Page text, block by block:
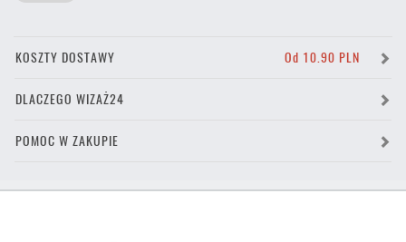
KOSZTY DOSTAWY Od 10.90 PLN
DLACZEGO WIZAŻ24
POMOC W ZAKUPIE